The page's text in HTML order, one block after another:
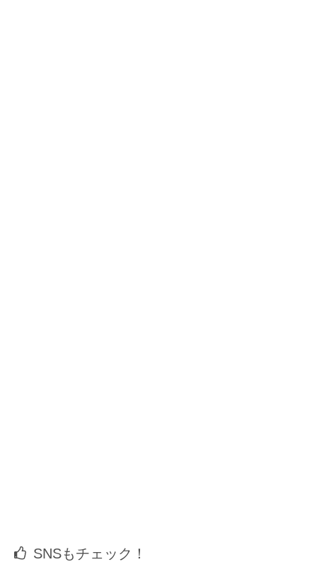
SNSもチェック！